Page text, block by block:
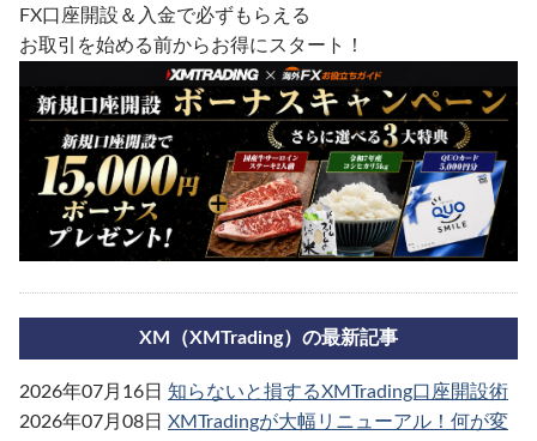
FX口座開設＆入金で必ずもらえる
お取引を始める前からお得にスタート！
XM（XMTrading）の最新記事
2026年07月16日 知らないと損するXMTrading口座開設術
2026年07月08日 XMTradingが大幅リニューアル！何が変